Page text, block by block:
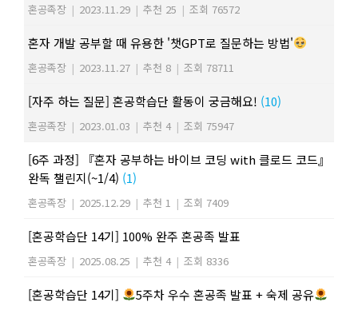
혼공족장 | 2023.11.29 | 추천 25 | 조회 76572
혼자 개발 공부할 때 유용한 '챗GPT로 질문하는 방법'
혼공족장 | 2023.11.27 | 추천 8 | 조회 78711
[자주 하는 질문] 혼공학습단 활동이 궁금해요! (10)
혼공족장 | 2023.01.03 | 추천 4 | 조회 75947
[6주 과정] 『혼자 공부하는 바이브 코딩 with 클로드 코드』
완독 챌린지(~1/4) (1)
혼공족장 | 2025.12.29 | 추천 1 | 조회 7409
[혼공학습단 14기] 100% 완주 혼공족 발표
혼공족장 | 2025.08.25 | 추천 4 | 조회 8336
[혼공학습단 14기] 5주차 우수 혼공족 발표 + 숙제 공유